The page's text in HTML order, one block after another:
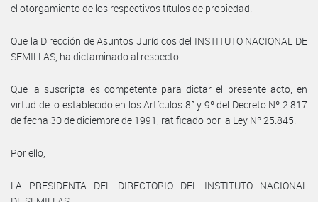
el otorgamiento de los respectivos títulos de propiedad.
Que la Dirección de Asuntos Jurídicos del INSTITUTO NACIONAL DE
SEMILLAS, ha dictaminado al respecto.
Que la suscripta es competente para dictar el presente acto, en
virtud de lo establecido en los Artículos 8° y 9º del Decreto Nº 2.817
de fecha 30 de diciembre de 1991, ratificado por la Ley Nº 25.845.
Por ello,
LA PRESIDENTA DEL DIRECTORIO DEL INSTITUTO NACIONAL